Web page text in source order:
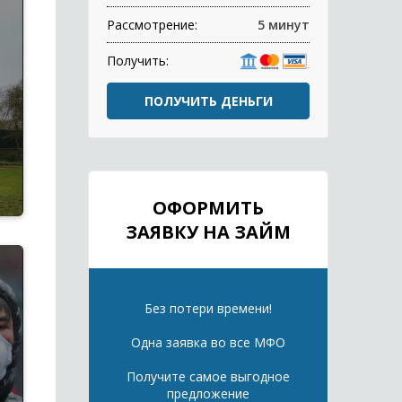
Рассмотрение: 5 минут
Получить:
ПОЛУЧИТЬ ДЕНЬГИ
ОФОРМИТЬ
ЗАЯВКУ НА ЗАЙМ
Без потери времени!
Одна заявка во все МФО
Получите самое выгодное
предложение